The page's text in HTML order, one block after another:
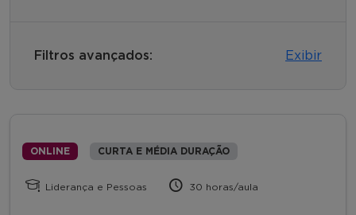
Filtros avançados: Exibir
ONLINE CURTA E MÉDIA DURAÇÃO
Liderança e Pessoas 30 horas/aula